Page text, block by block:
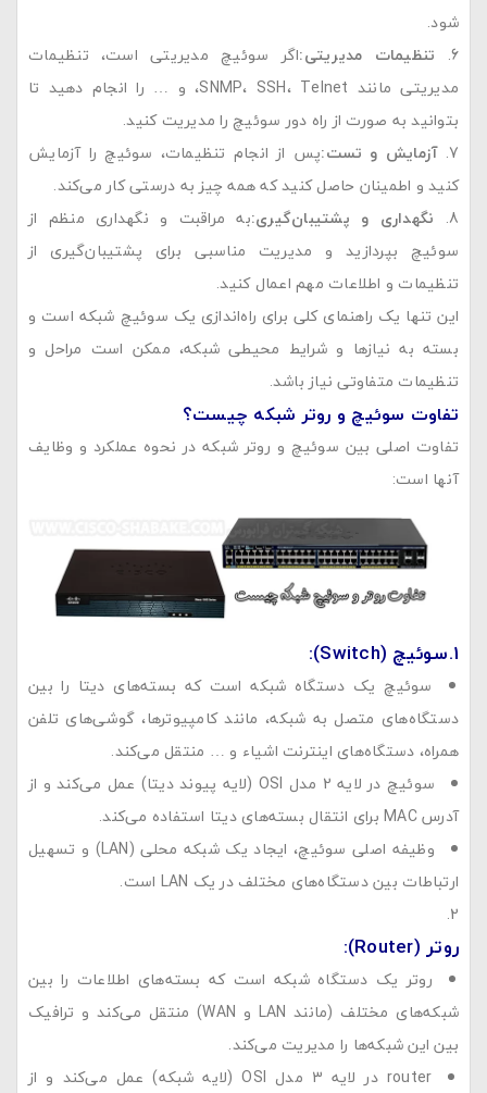
شود.
تنظیمات مدیریتی:اگر سوئیچ مدیریتی است، تنظیمات
مدیریتی مانند SNMP، SSH، Telnet، و … را انجام دهید تا
بتوانید به صورت از راه دور سوئیچ را مدیریت کنید.
آزمایش و تست:پس از انجام تنظیمات، سوئیچ را آزمایش
کنید و اطمینان حاصل کنید که همه چیز به درستی کار می‌کند.
نگهداری و پشتیبان‌گیری:به مراقبت و نگهداری منظم از
سوئیچ بپردازید و مدیریت مناسبی برای پشتیبان‌گیری از
تنظیمات و اطلاعات مهم اعمال کنید.
این تنها یک راهنمای کلی برای راه‌اندازی یک سوئیچ شبکه است و
بسته به نیازها و شرایط محیطی شبکه، ممکن است مراحل و
تنظیمات متفاوتی نیاز باشد.
تفاوت سوئیچ و روتر شبکه چیست؟
تفاوت اصلی بین سوئیچ و روتر شبکه در نحوه عملکرد و وظایف
آنها است:
1. سوئیچ (Switch):
سوئیچ یک دستگاه شبکه است که بسته‌های دیتا را بین
دستگاه‌های متصل به شبکه، مانند کامپیوترها، گوشی‌های تلفن
همراه، دستگاه‌های اینترنت اشیاء و … منتقل می‌کند.
سوئیچ در لایه 2 مدل OSI (لایه پیوند دیتا) عمل می‌کند و از
آدرس MAC برای انتقال بسته‌های دیتا استفاده می‌کند.
وظیفه اصلی سوئیچ، ایجاد یک شبکه محلی (LAN) و تسهیل
ارتباطات بین دستگاه‌های مختلف در یک LAN است.
روتر (Router):
روتر یک دستگاه شبکه است که بسته‌های اطلاعات را بین
شبکه‌های مختلف (مانند LAN و WAN) منتقل می‌کند و ترافیک
بین این شبکه‌ها را مدیریت می‌کند.
router در لایه 3 مدل OSI (لایه شبکه) عمل می‌کند و از